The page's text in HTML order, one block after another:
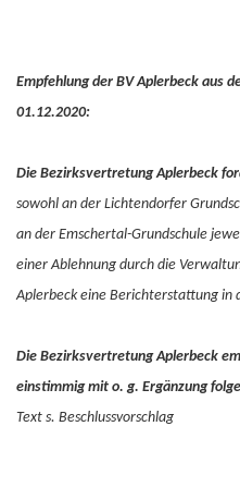
Empfehlung der BV Aplerbeck aus
01.12.2020:
Die Bezirksvertretung Aplerbeck
sowohl an der Lichtendorfer
an der Emschertal-Grundschule
einer Ablehnung durch die
Aplerbeck eine Berichterstattung in
Die Bezirksvertretung Aplerbeck
einstimmig mit o. g. Ergänzung
Text s. Beschlussvorschlag